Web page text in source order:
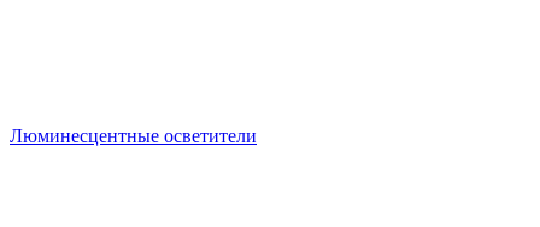
Люминесцентные осветители